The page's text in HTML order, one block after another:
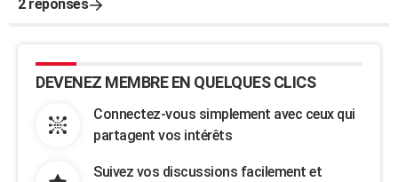
2 réponses
DEVENEZ MEMBRE EN QUELQUES CLICS
Connectez-vous simplement avec ceux qui
partagent vos intérêts
Suivez vos discussions facilement et